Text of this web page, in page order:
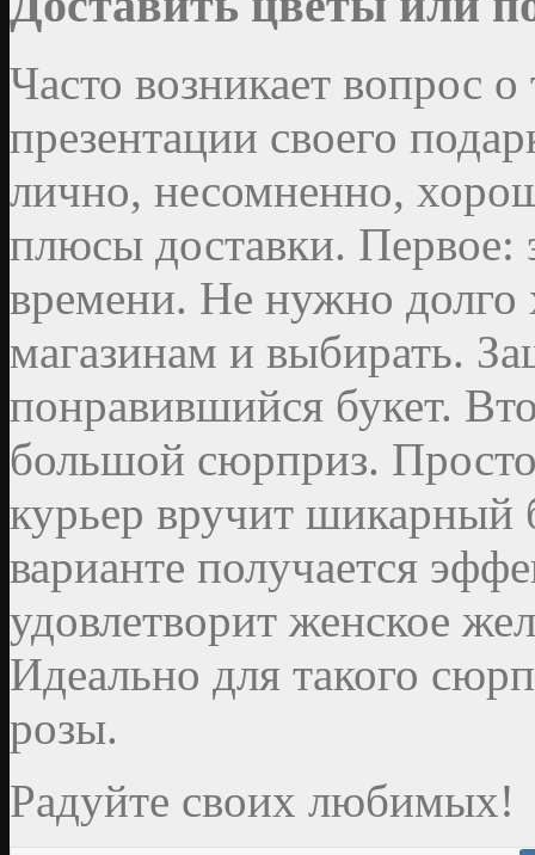
Часто возникает вопрос
презентации своего
лично, несомненно,
плюсы доставки. Первое:
времени. Не нужно долго
магазинам и выбирать.
понравившийся букет.
большой сюрприз. Просто
курьер вручит шикарный
варианте получается
удовлетворит женское
Идеально для такого
розы.
Радуйте своих любимых!